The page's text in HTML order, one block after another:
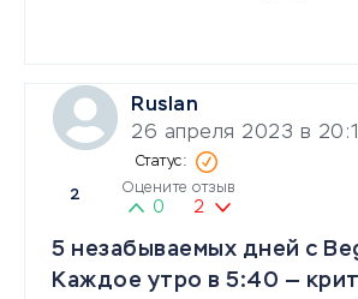
Ruslan
26 апреля 2023 в
2 Оцените отзыв
0 2
5 незабываемых дней с
Каждое утро в 5:40 —